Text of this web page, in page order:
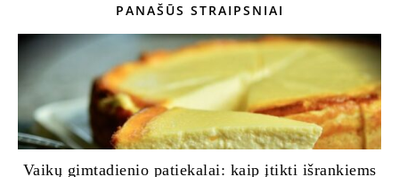
PANAŠŪS STRAIPSNIAI
Vaikų gimtadienio patiekalai: kaip įtikti išrankiems